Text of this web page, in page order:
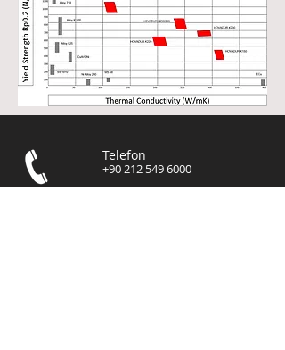
Telefon
+90 212 549 6000